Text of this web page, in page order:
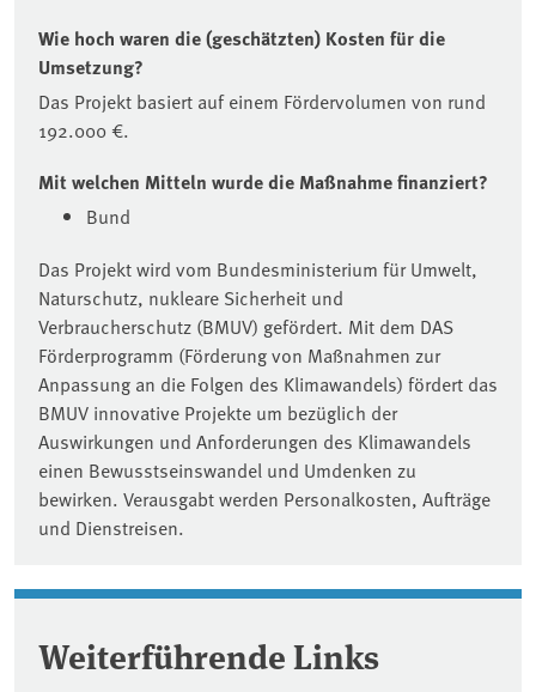
Wie hoch waren die (geschätzten) Kosten für die
Umsetzung?
Das Projekt basiert auf einem Fördervolumen von rund
192.000 €.
Mit welchen Mitteln wurde die Maßnahme finanziert?
Bund
Das Projekt wird vom Bundesministerium für Umwelt,
Naturschutz, nukleare Sicherheit und
Verbraucherschutz (BMUV) gefördert. Mit dem DAS
Förderprogramm (Förderung von Maßnahmen zur
Anpassung an die Folgen des Klimawandels) fördert das
BMUV innovative Projekte um bezüglich der
Auswirkungen und Anforderungen des Klimawandels
einen Bewusstseinswandel und Umdenken zu
bewirken. Verausgabt werden Personalkosten, Aufträge
und Dienstreisen.
Weiterführende Links